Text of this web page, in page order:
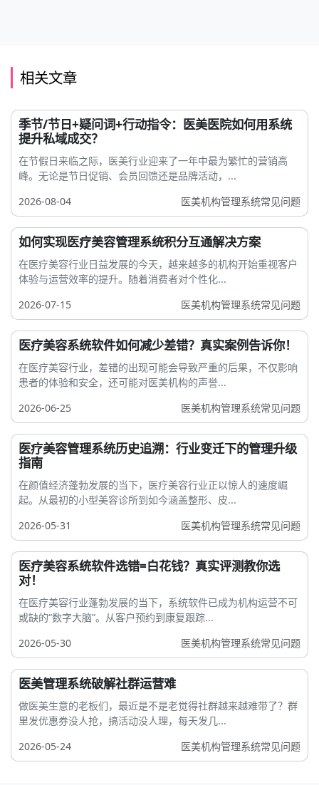
相关文章
季节/节日+疑问词+行动指令：医美医院如何用系统
提升私域成交？
在节假日来临之际，医美行业迎来了一年中最为繁忙的营销高
峰。无论是节日促销、会员回馈还是品牌活动，...
2026-08-04
医美机构管理系统常见问题
如何实现医疗美容管理系统积分互通解决方案
在医疗美容行业日益发展的今天，越来越多的机构开始重视客户
体验与运营效率的提升。随着消费者对个性化...
2026-07-15
医美机构管理系统常见问题
医疗美容系统软件如何减少差错？真实案例告诉你！
在医疗美容行业，差错的出现可能会导致严重的后果，不仅影响
患者的体验和安全，还可能对医美机构的声誉...
2026-06-25
医美机构管理系统常见问题
医疗美容管理系统历史追溯：行业变迁下的管理升级
指南
在颜值经济蓬勃发展的当下，医疗美容行业正以惊人的速度崛
起。从最初的小型美容诊所到如今涵盖整形、皮...
2026-05-31
医美机构管理系统常见问题
医疗美容系统软件选错=白花钱？真实评测教你选
对！
在医疗美容行业蓬勃发展的当下，系统软件已成为机构运营不可
或缺的“数字大脑”。从客户预约到康复跟踪...
2026-05-30
医美机构管理系统常见问题
医美管理系统破解社群运营难
做医美生意的老板们，最近是不是老觉得社群越来越难带了？群
里发优惠券没人抢，搞活动没人理，每天发几...
2026-05-24
医美机构管理系统常见问题